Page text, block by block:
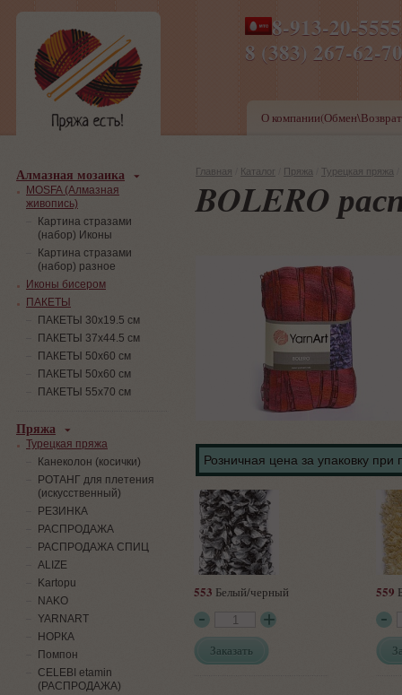
8-913-20-
8 (383) 267-
ПН-ПТ 8-17,СБ-ВС 9-
О
Главная Каталог Пряжа Турецкая пряжа
BOLERO
Розничная цена за упаковку при
553 Белый/черный
Заказать
559
Алмазная мозаика
MOSFA (Алмазная
живопись)
Картина стразами
(набор) Иконы
Картина стразами
(набор) разное
Иконы бисером
ПАКЕТЫ
ПАКЕТЫ 30х19.5 см
ПАКЕТЫ 37х44.5 см
ПАКЕТЫ 50х60 см
ПАКЕТЫ 50х60 см
ПАКЕТЫ 55х70 см
Пряжа
Турецкая пряжа
Канеколон (косички)
РОТАНГ для плетения
(искусственный)
PЕЗИНКА
РАСПРОДАЖА
РАСПРОДАЖА СПИЦ
ALIZE
Kartopu
NAKO
YARNART
НОРКА
Помпон
СELEBI etamin
(РАСПРОДАЖА)